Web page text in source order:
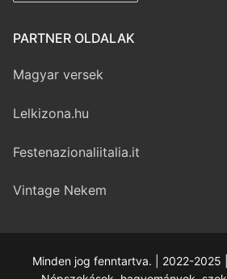
PARTNER OLDALAK
Magyar versek
Lelkizona.hu
Festenazionaliitalia.it
Vintage Nekem
Minden jog fenntartva. | 2022-2025